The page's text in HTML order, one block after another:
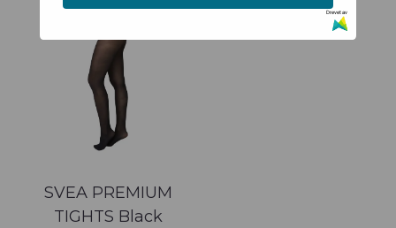
SVEA PREMIUM
TIGHTS Black
Drevet av